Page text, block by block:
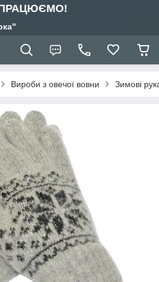
Вироби з овечої вовни Зимові